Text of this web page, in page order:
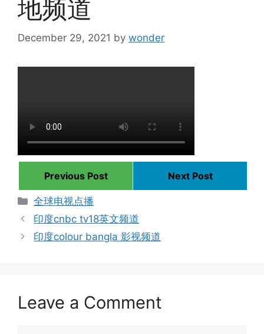
地频道
December 29, 2021 by wonder
Previous Post
Next Post
Categories
全球电视点播
印度cnbc tv18英文频道
印度colour bangla 影视频道
Leave a Comment